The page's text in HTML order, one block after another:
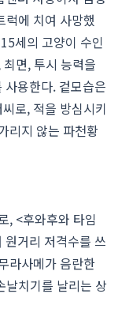
럭에 치여 사망했
세의 고양이 수인
면, 투시 능력을
용한다. 겉모습은
로, 적을 방심시키
리지 않는 파천황
, <후와후와 타임
거리 저격수를 쓰
라사메가 음란한
날치기를 날리는 상